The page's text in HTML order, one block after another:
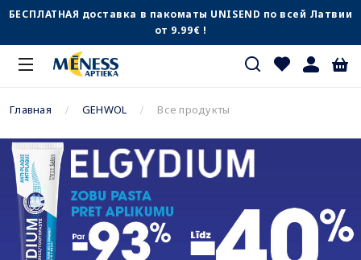
БЕСПЛАТНАЯ доставка в пакоматы UNISEND по всей Латвии
от 9.99€ !
Главная GEHWOL Все продукты